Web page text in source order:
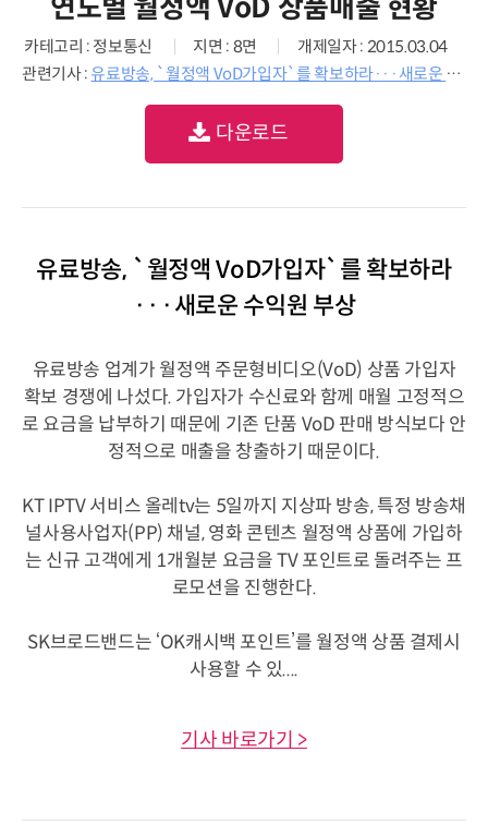
연도별 월정액 VoD 상품매출 현황
카테고리 : 정보통신 지면 : 8면
개제일자 : 2015.03.04
관련기사 : 유료방송, `월정액 VoD가입자`를 확보하라···새로운 수익원 부상
다운로드
유료방송, `월정액 VoD가입자`를 확보하라
···새로운 수익원 부상
유료방송 업계가 월정액 주문형비디오(VoD) 상품 가입자
확보 경쟁에 나섰다. 가입자가 수신료와 함께 매월 고정적으
로 요금을 납부하기 때문에 기존 단품 VoD 판매 방식보다 안
정적으로 매출을 창출하기 때문이다.
KT IPTV 서비스 올레tv는 5일까지 지상파 방송, 특정 방송채
널사용사업자(PP) 채널, 영화 콘텐츠 월정액 상품에 가입하
는 신규 고객에게 1개월분 요금을 TV 포인트로 돌려주는 프
로모션을 진행한다.
SK브로드밴드는 ‘OK캐시백 포인트’를 월정액 상품 결제시
사용할 수 있....
기사 바로가기 >